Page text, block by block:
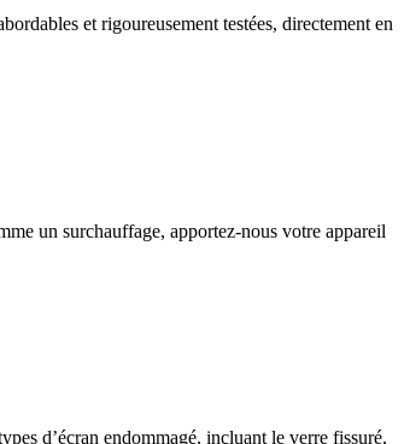
et rigoureusement testées, directement en
un surchauffage, apportez-nous votre appareil
d’écran endommagé, incluant le verre fissuré,